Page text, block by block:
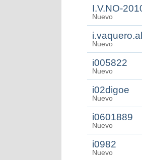
I.V.NO-
Nuevo
Nuevo
i005822
Nuevo
i02digoe
Nuevo
i0601889
Nuevo
i0982
Nuevo